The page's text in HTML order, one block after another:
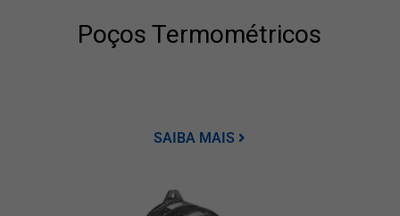
Poços Termométricos
SAIBA MAIS